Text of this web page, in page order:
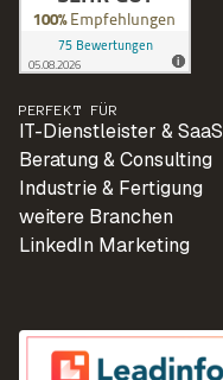
PERFEKT FÜR
IT-Dienstleister & SaaS
Beratung & Consulting
Industrie & Fertigung
weitere Branchen
LinkedIn Marketing